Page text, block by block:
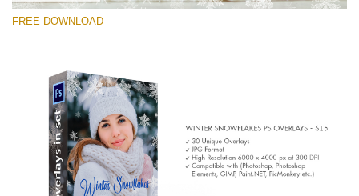
Large 6000*4000px
Large 6000*4000px
Entire Collection
(1783 Overlays)
Large 6000*4000px
FREE DOWNLOAD